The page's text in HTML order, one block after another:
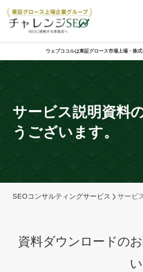
ウェブココルは東証グロース市場上場・株
サービス説明資料
うございます。
SEOコンサルティングサービス サービ
資料ダウンロードの